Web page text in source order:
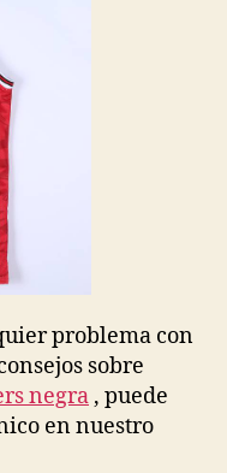
problema con
sobre
negra , puede
en nuestro